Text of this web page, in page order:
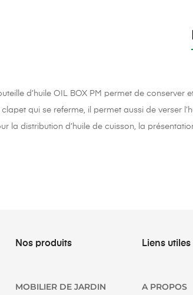
d’huile OIL BOX PM permet de conserver
qui se referme, il permet aussi de verser
la distribution d’huile de cuisson, la
Nos produits
MOBILIER DE JARDIN
Liens utiles
A PROPOS